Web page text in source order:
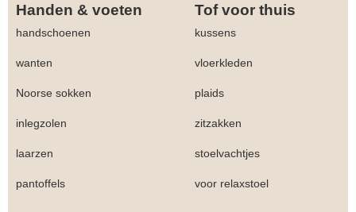
Handen & voeten Tof voor thuis
handschoenen kussens
wanten vloerkleden
Noorse sokken plaids
inlegzolen zitzakken
laarzen stoelvachtjes
pantoffels voor relaxstoel